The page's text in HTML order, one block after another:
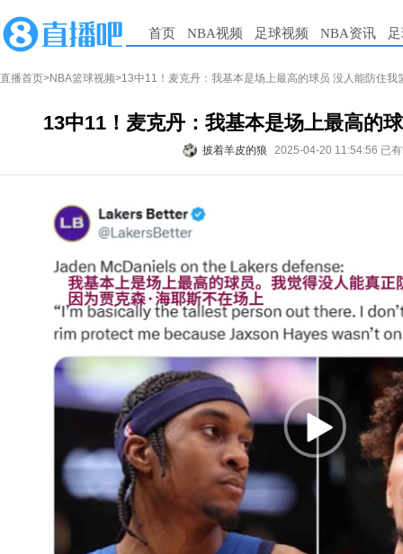
首页 NBA视频 足球视频 NBA资讯
直播首页>NBA篮球视频>13中11！麦克丹：我基本是场上最高的球员 没人能防住我
13中11！麦克丹：我基本是场上最高的
披着羊皮的狼 2025-04-20 11:54:56 已